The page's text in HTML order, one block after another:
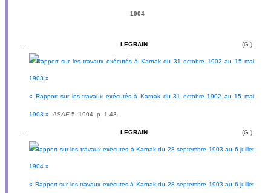
1904
— LEGRAIN (G.),
« Rapport sur les travaux exécutés à Karnak du 31 octobre 1902 au 15 mai
1903 »,ASAE 5, 1904, p. 1-43.
— LEGRAIN (G.),
« Rapport sur les travaux exécutés à Karnak du 28 septembre 1903 au 6 juillet